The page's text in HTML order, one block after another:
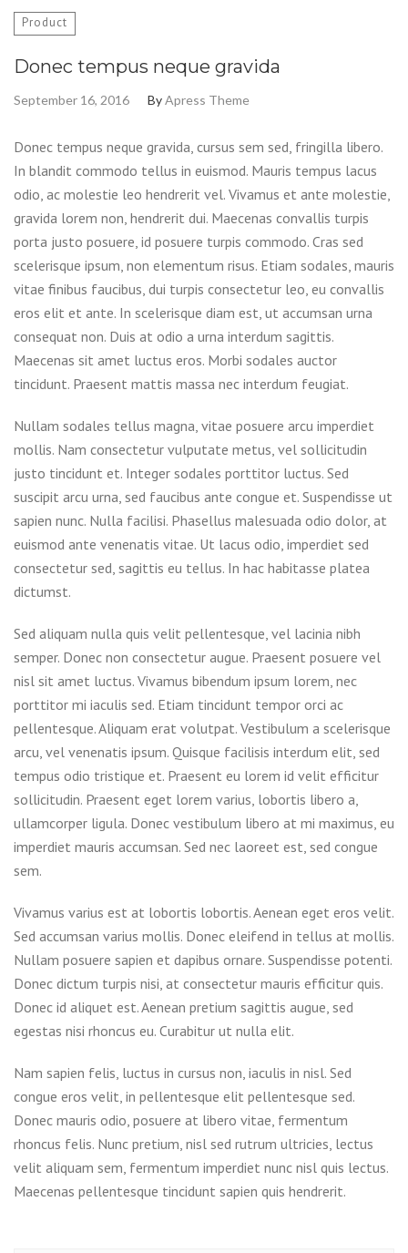
Product
Donec tempus neque gravida
September 16, 2016 ByApress Theme
Donec tempus neque gravida, cursus sem sed, fringilla libero.
In blandit commodo tellus in euismod. Mauris tempus lacus
odio, ac molestie leo hendrerit vel. Vivamus et ante molestie,
gravida lorem non, hendrerit dui. Maecenas convallis turpis
porta justo posuere, id posuere turpis commodo. Cras sed
scelerisque ipsum, non elementum risus. Etiam sodales, mauris
vitae finibus faucibus, dui turpis consectetur leo, eu convallis
eros elit et ante. In scelerisque diam est, ut accumsan urna
consequat non. Duis at odio a urna interdum sagittis.
Maecenas sit amet luctus eros. Morbi sodales auctor
tincidunt. Praesent mattis massa nec interdum feugiat.
Nullam sodales tellus magna, vitae posuere arcu imperdiet
mollis. Nam consectetur vulputate metus, vel sollicitudin
justo tincidunt et. Integer sodales porttitor luctus. Sed
suscipit arcu urna, sed faucibus ante congue et. Suspendisse ut
sapien nunc. Nulla facilisi. Phasellus malesuada odio dolor, at
euismod ante venenatis vitae. Ut lacus odio, imperdiet sed
consectetur sed, sagittis eu tellus. In hac habitasse platea
dictumst.
Sed aliquam nulla quis velit pellentesque, vel lacinia nibh
semper. Donec non consectetur augue. Praesent posuere vel
nisl sit amet luctus. Vivamus bibendum ipsum lorem, nec
porttitor mi iaculis sed. Etiam tincidunt tempor orci ac
pellentesque. Aliquam erat volutpat. Vestibulum a scelerisque
arcu, vel venenatis ipsum. Quisque facilisis interdum elit, sed
tempus odio tristique et. Praesent eu lorem id velit efficitur
sollicitudin. Praesent eget lorem varius, lobortis libero a,
ullamcorper ligula. Donec vestibulum libero at mi maximus, eu
imperdiet mauris accumsan. Sed nec laoreet est, sed congue
sem.
Vivamus varius est at lobortis lobortis. Aenean eget eros velit.
Sed accumsan varius mollis. Donec eleifend in tellus at mollis.
Nullam posuere sapien et dapibus ornare. Suspendisse potenti.
Donec dictum turpis nisi, at consectetur mauris efficitur quis.
Donec id aliquet est. Aenean pretium sagittis augue, sed
egestas nisi rhoncus eu. Curabitur ut nulla elit.
Nam sapien felis, luctus in cursus non, iaculis in nisl. Sed
congue eros velit, in pellentesque elit pellentesque sed.
Donec mauris odio, posuere at libero vitae, fermentum
rhoncus felis. Nunc pretium, nisl sed rutrum ultricies, lectus
velit aliquam sem, fermentum imperdiet nunc nisl quis lectus.
Maecenas pellentesque tincidunt sapien quis hendrerit.